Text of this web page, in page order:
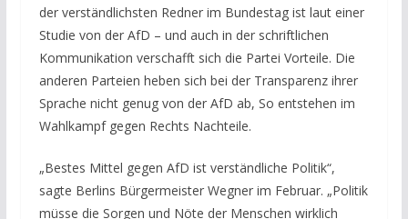
der verständlichsten Redner im Bundestag ist laut einer
Studie von der AfD – und auch in der schriftlichen
Kommunikation verschafft sich die Partei Vorteile. Die
anderen Parteien heben sich bei der Transparenz ihrer
Sprache nicht genug von der AfD ab, So entstehen im
Wahlkampf gegen Rechts Nachteile.
„Bestes Mittel gegen AfD ist verständliche Politik“,
sagte Berlins Bürgermeister Wegner im Februar. „Politik
müsse die Sorgen und Nöte der Menschen wirklich